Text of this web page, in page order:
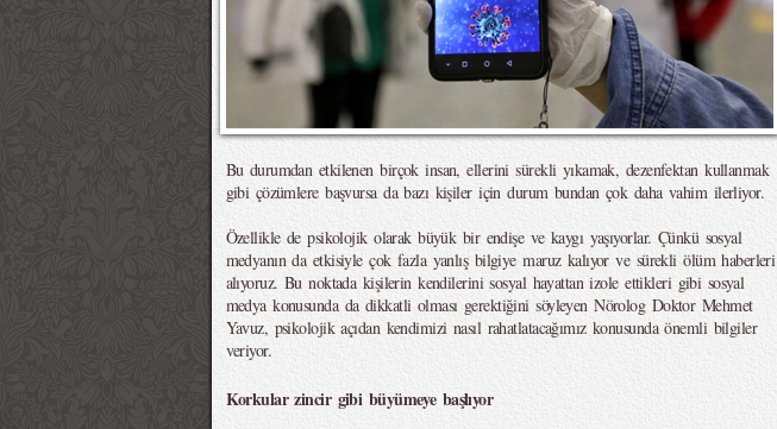
Bu durumdan etkilenen birçok insan, ellerini sürekli yıkamak, dezenfektan kullanmak
gibi çözümlere başvursa da bazı kişiler için durum bundan çok daha vahim ilerliyor.
Özellikle de psikolojik olarak büyük bir endişe ve kaygı yaşıyorlar. Çünkü sosyal
medyanın da etkisiyle çok fazla yanlış bilgiye maruz kalıyor ve sürekli ölüm haberleri
alıyoruz. Bu noktada kişilerin kendilerini sosyal hayattan izole ettikleri gibi sosyal
medya konusunda da dikkatli olması gerektiğini söyleyen Nörolog Doktor Mehmet
Yavuz, psikolojik açıdan kendimizi nasıl rahatlatacağımız konusunda önemli bilgiler
veriyor.
Korkular zincir gibi büyümeye başlıyor